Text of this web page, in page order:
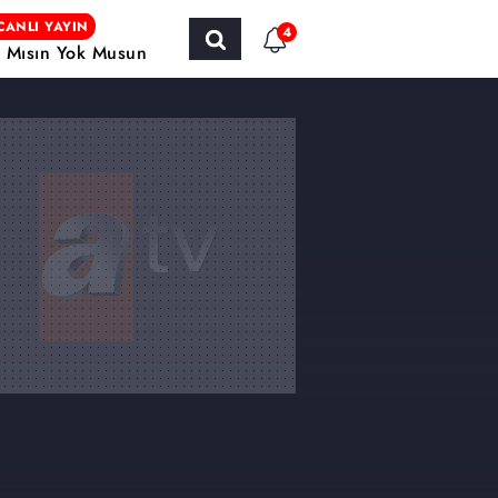
YAYIN
Yok Musun
4